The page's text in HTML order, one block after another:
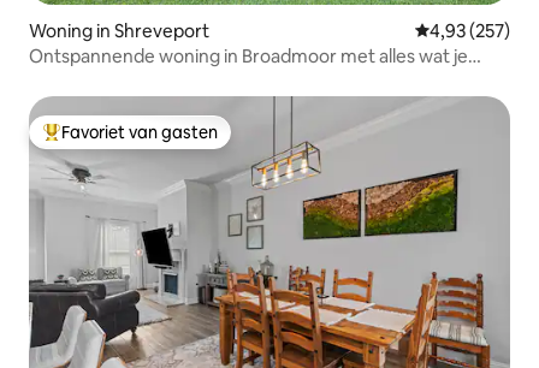
Woning in Shreveport Gemiddelde
4,93 (257)
Ontspannende woning in Broadmoor met alles wat je
Topfavoriet van gasten
Favoriet van gasten